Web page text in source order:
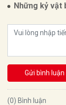
Những kỷ vật
Gửi bình luận
(0) Bình luận